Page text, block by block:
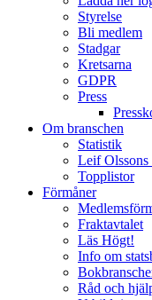
Styrelse
Bli medlem
Stadgar
Kretsarna
GDPR
Press
Om branschen
Statistik
Leif Olssons
Topplistor
Förmåner
Fraktavtalet
Läs Högt!
Info om
Råd och